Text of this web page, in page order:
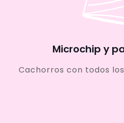
Microchip y
Cachorros con todos